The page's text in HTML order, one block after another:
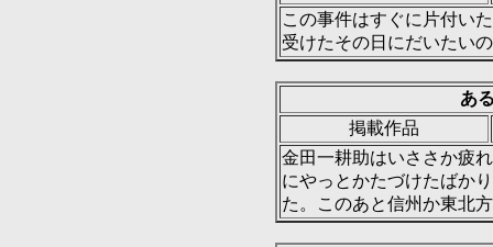
この事件はすぐに片付い
受けたその日にだいたい
あ
掲載作品
金田一耕助はいささか疲
にやっとかたづけたばか
た。このあと信州か東北